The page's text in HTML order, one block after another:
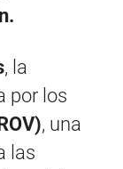
, la
por los
, una
las